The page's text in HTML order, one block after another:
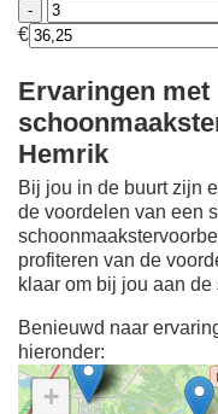
€
Ervaringen met
Hemrik
Bij jou in de buurt zijn
de voordelen van een
profiteren van de
klaar om bij jou aan de
Benieuwd naar
hieronder:
+